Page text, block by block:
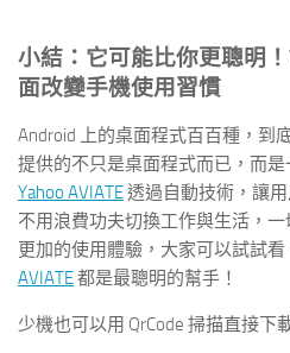
小結：它可能比你更聰明！
面改變手機使用習慣
Android 上的桌面程式百百種，到
提供的不只是桌面程式而已，而是
Yahoo AVIATE透過自動技術，讓
不用浪費功夫切換工作與生活，
更加的使用體驗，大家可以試試看
AVIATE都是最聰明的幫手！
少機也可以用 QrCode 掃描直接下